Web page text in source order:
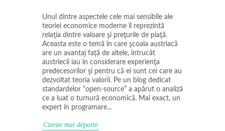
Unul dintre aspectele cele mai sensibile ale
teoriei economice moderne îl reprezintă
relaţia dintre valoare şi preţurile de piaţă.
Aceasta este o temă în care şcoala austriacă
are un avantaj faţă de altele, întrucât
austriecii iau în considerare experienţa
predecesorilor şi pentru că ei sunt cei care au
dezvoltat teoria valorii. Pe un blog dedicat
standardelor “open-source” a apărut o analiză
ce a luat o turnură economică. Mai exact, un
expert în programare...
Citeste mai departe